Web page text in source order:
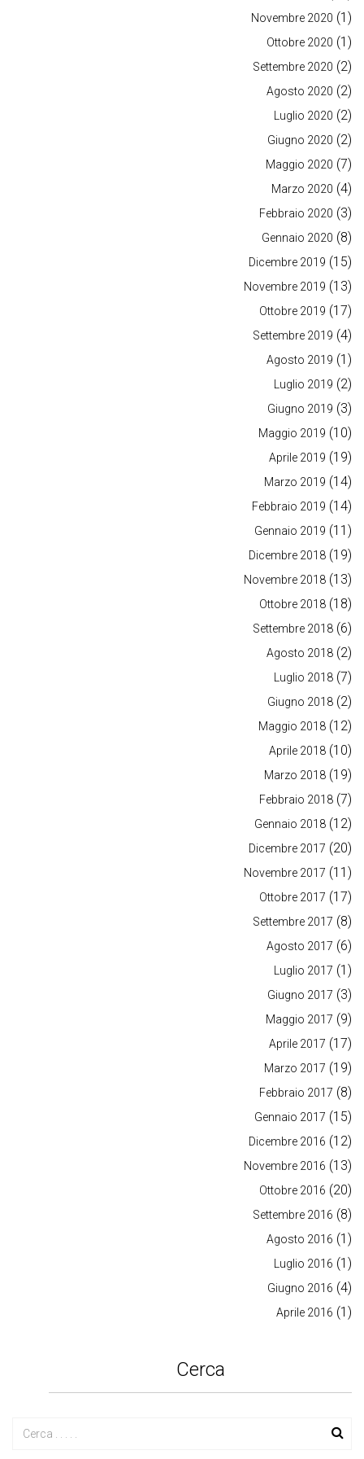
Novembre 2020 (1)
Ottobre 2020 (1)
Settembre 2020 (2)
Agosto 2020 (2)
Luglio 2020 (2)
Giugno 2020 (2)
Maggio 2020 (7)
Marzo 2020 (4)
Febbraio 2020 (3)
Gennaio 2020 (8)
Dicembre 2019 (15)
Novembre 2019 (13)
Ottobre 2019 (17)
Settembre 2019 (4)
Agosto 2019 (1)
Luglio 2019 (2)
Giugno 2019 (3)
Maggio 2019 (10)
Aprile 2019 (19)
Marzo 2019 (14)
Febbraio 2019 (14)
Gennaio 2019 (11)
Dicembre 2018 (19)
Novembre 2018 (13)
Ottobre 2018 (18)
Settembre 2018 (6)
Agosto 2018 (2)
Luglio 2018 (7)
Giugno 2018 (2)
Maggio 2018 (12)
Aprile 2018 (10)
Marzo 2018 (19)
Febbraio 2018 (7)
Gennaio 2018 (12)
Dicembre 2017 (20)
Novembre 2017 (11)
Ottobre 2017 (17)
Settembre 2017 (8)
Agosto 2017 (6)
Luglio 2017 (1)
Giugno 2017 (3)
Maggio 2017 (9)
Aprile 2017 (17)
Marzo 2017 (19)
Febbraio 2017 (8)
Gennaio 2017 (15)
Dicembre 2016 (12)
Novembre 2016 (13)
Ottobre 2016 (20)
Settembre 2016 (8)
Agosto 2016 (1)
Luglio 2016 (1)
Giugno 2016 (4)
Aprile 2016 (1)
Cerca